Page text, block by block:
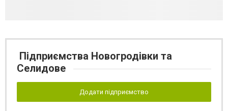
Підприємства Новогродівки та
Селидове
Додати підприємство